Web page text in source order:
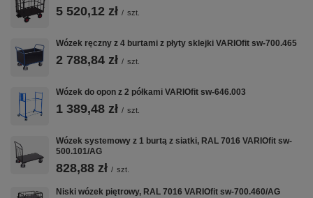
VARIOfit w CentrumWarsztatowe.pl:
Wózki Platformowe
5 520,12 zł / szt.
Wózek ręczny z 4 burtami z płyty sklejki VARIOfit sw-700.465
2 788,84 zł / szt.
Wózek do opon z 2 półkami VARIOfit sw-646.003
1 389,48 zł / szt.
Wózek systemowy z 1 burtą z siatki, RAL 7016 VARIOfit sw-
500.101/AG
828,88 zł / szt.
Niski wózek piętrowy, RAL 7016 VARIOfit sw-700.460/AG